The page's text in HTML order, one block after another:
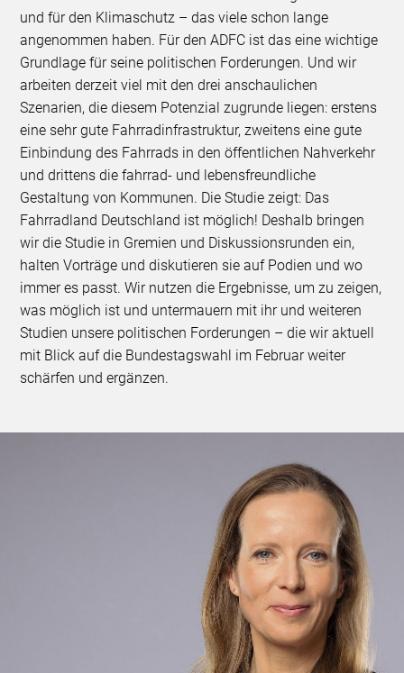
und für den Klimaschutz – das viele schon lange
angenommen haben. Für den ADFC ist das eine wichtige
Grundlage für seine politischen Forderungen. Und wir
arbeiten derzeit viel mit den drei anschaulichen
Szenarien, die diesem Potenzial zugrunde liegen: erstens
eine sehr gute Fahrradinfrastruktur, zweitens eine gute
Einbindung des Fahrrads in den öffentlichen Nahverkehr
und drittens die fahrrad- und lebensfreundliche
Gestaltung von Kommunen. Die Studie zeigt: Das
Fahrradland Deutschland ist möglich! Deshalb bringen
wir die Studie in Gremien und Diskussionsrunden ein,
halten Vorträge und diskutieren sie auf Podien und wo
immer es passt. Wir nutzen die Ergebnisse, um zu zeigen,
was möglich ist und untermauern mit ihr und weiteren
Studien unsere politischen Forderungen – die wir aktuell
mit Blick auf die Bundestagswahl im Februar weiter
schärfen und ergänzen.